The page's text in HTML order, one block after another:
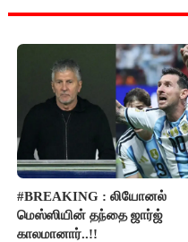
#BREAKING : லியோனல்
மெஸ்ஸியின் தந்தை ஜார்ஜ்
காலமானார்..!!